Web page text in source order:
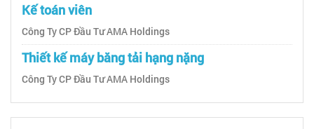
Kế toán viên
Công Ty CP Đầu Tư AMA Holdings
Thiết kế máy băng tải hạng nặng
Công Ty CP Đầu Tư AMA Holdings